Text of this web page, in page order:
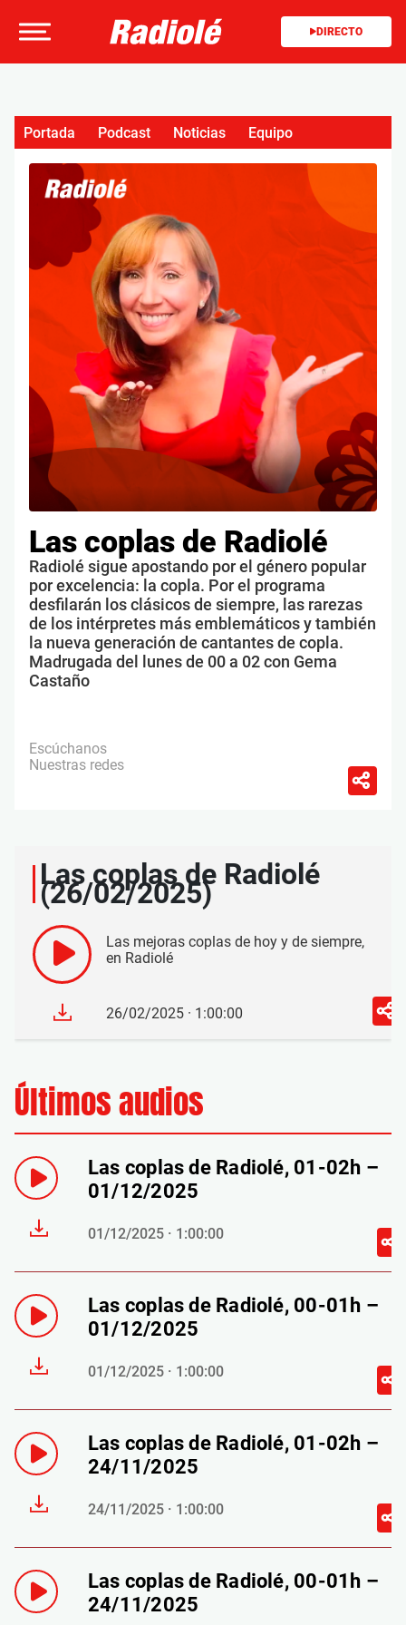
DIRECTO
Las coplas de Radiolé
Radiolé sigue apostando por el género popular
por excelencia: la copla. Por el programa
desfilarán los clásicos de siempre, las rarezas
de los intérpretes más emblemáticos y también
la nueva generación de cantantes de copla.
Madrugada del lunes de 00 a 02 con Gema
Castaño
Escúchanos
Nuestras redes
Portada Podcast Noticias Equipo
Las coplas de Radiolé
(26/02/2025)
Las mejoras coplas de hoy y de siempre,
en Radiolé
26/02/2025 · 1:00:00
Últimos audios
Las coplas de Radiolé, 01-02h –
01/12/2025
01/12/2025 · 1:00:00
Las coplas de Radiolé, 00-01h –
01/12/2025
01/12/2025 · 1:00:00
Las coplas de Radiolé, 01-02h –
24/11/2025
24/11/2025 · 1:00:00
Las coplas de Radiolé, 00-01h –
24/11/2025